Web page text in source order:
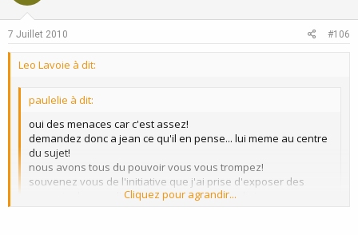
t
v
7 Juillet 2010 #106
Leo Lavoie à dit:
paulelie à dit:
oui des menaces car c'est assez!
demandez donc a jean ce qu'il en pense... lui meme au centre
du sujet!
nous avons tous du pouvoir vous vous trompez!
souvenez vous de l'initiative que j'ai prise d'exposer des
rapports de cas , d'ouvrir le "metier " aplus de transparence....
Cliquez pour agrandir...